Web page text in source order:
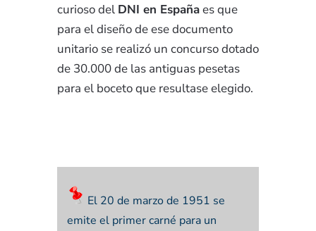
curioso del DNI en Españaes que
para el diseño de ese documento
unitario se realizó un concurso dotado
de 30.000 de las antiguas pesetas
para el boceto que resultase elegido.
El 20 de marzo de 1951 se
emite el primer carné para un